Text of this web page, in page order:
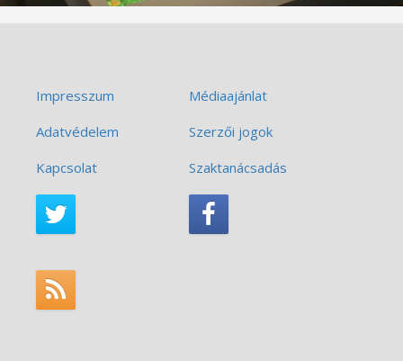
Impresszum
Médiaajánlat
Adatvédelem
Szerzői jogok
Kapcsolat
Szaktanácsadás